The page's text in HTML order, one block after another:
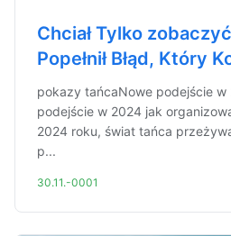
Chciał Tylko
Popełnił Błąd, Który
pokazy tańcaNowe podejście w
podejście w 2024 jak
2024 roku, świat tańca
p...
30.11.-0001